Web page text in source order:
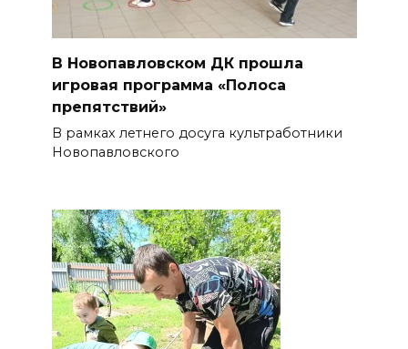
В Новопавловском ДК прошла
игровая программа «Полоса
препятствий»
В рамках летнего досуга культработники
Новопавловского